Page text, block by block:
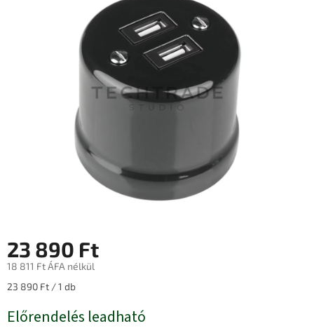
23 890 Ft
18 811 Ft ÁFA nélkül
Egységár:
23 890 Ft / 1 db
Előrendelés leadható